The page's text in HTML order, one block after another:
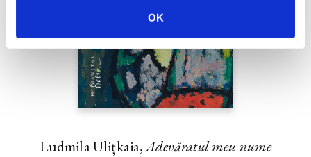
OK
Ludmila Ulițkaia,Adevăratul meu nume